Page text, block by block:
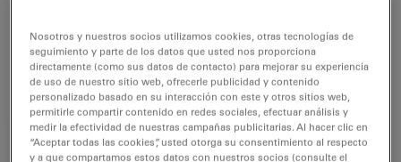
Microscopio educativo DM500
incluye:
DM500 Brtfld 4 obj Standard
Nosotros y nuestros socios utilizamos cookies, otras tecnologías de
seguimiento y parte de los datos que usted nos proporciona
directamente (como sus datos de contacto) para mejorar su experiencia
de uso de nuestro sitio web, ofrecerle publicidad y contenido
personalizado basado en su interacción con este y otros sitios web,
permitirle compartir contenido en redes sociales, efectuar análisis y
medir la efectividad de nuestras campañas publicitarias. Al hacer clic en
“Aceptar todas las cookies”, usted otorga su consentimiento al respecto
y a que compartamos estos datos con nuestros socios (consulte el